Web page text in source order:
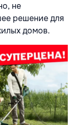
не
решение для
домов.